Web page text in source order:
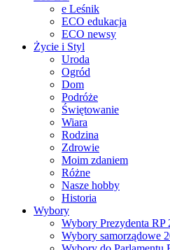
e Leśnik
ECO edukacja
ECO newsy
Życie i Styl
Uroda
Ogród
Dom
Podróże
Świętowanie
Wiara
Rodzina
Zdrowie
Moim zdaniem
Różne
Nasze hobby
Historia
Wybory
Wybory Prezydenta RP
Wybory samorządowe